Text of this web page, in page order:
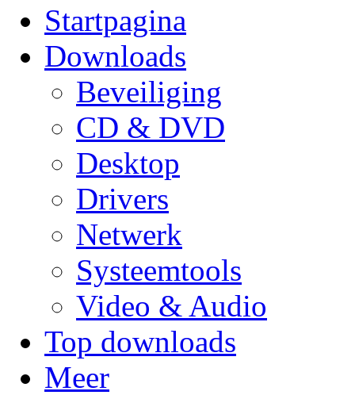
Startpagina
Downloads
Beveiliging
CD & DVD
Desktop
Drivers
Netwerk
Systeemtools
Video & Audio
Top downloads
Meer